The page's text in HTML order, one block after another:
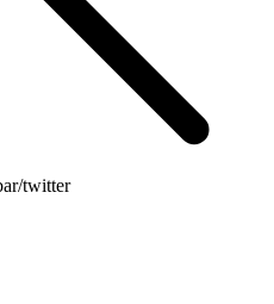
twitter